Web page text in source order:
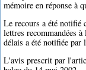
mémoire en réponse à
Le recours a été notifié
lettres recommandées
délais a été notifiée par
L'avis prescrit par